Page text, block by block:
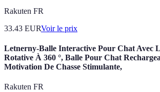
Rakuten FR
33.43 EURVoir le prix
Letnerny-Balle Interactive Pour Chat Avec
Rotative À 360 °, Balle Pour Chat
Motivation De Chasse Stimulante,
Rakuten FR